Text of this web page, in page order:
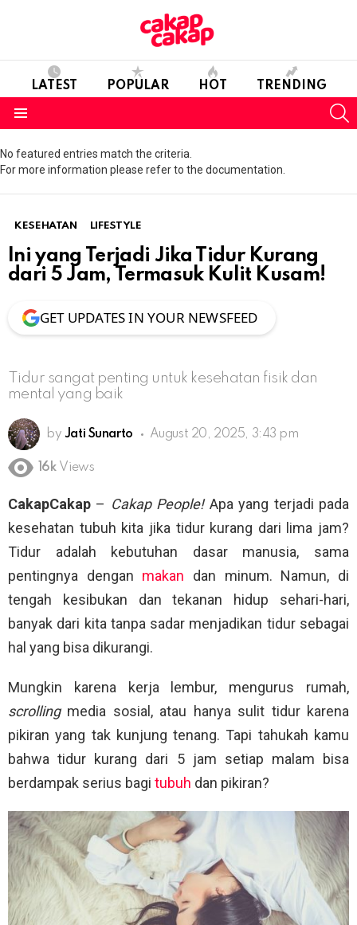
LATEST POPULAR HOT TRENDING
No featured entries match the criteria.
For more information please refer to the documentation.
KESEHATAN LIFESTYLE
Ini yang Terjadi Jika Tidur Kurang
dari 5 Jam, Termasuk Kulit Kusam!
GET UPDATES IN YOUR NEWSFEED
Tidur sangat penting untuk kesehatan fisik dan
mental yang baik
by Jati Sunarto August 20, 2025, 3:43 pm
16k Views
CakapCakap – Cakap People!Apa yang terjadi pada
kesehatan tubuh kita jika tidur kurang dari lima jam?
Tidur adalah kebutuhan dasar manusia, sama
pentingnya dengan makan dan minum. Namun, di
tengah kesibukan dan tekanan hidup sehari-hari,
banyak dari kita tanpa sadar menjadikan tidur sebagai
hal yang bisa dikurangi.
Mungkin karena kerja lembur, mengurus rumah,
scrollingmedia sosial, atau hanya sulit tidur karena
pikiran yang tak kunjung tenang. Tapi tahukah kamu
bahwa tidur kurang dari 5 jam setiap malam bisa
berdampak serius bagi tubuh dan pikiran?